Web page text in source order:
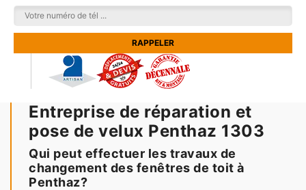
Entreprise de réparation et
pose de velux Penthaz 1303
Qui peut effectuer les travaux de
changement des fenêtres de toit à
Penthaz?